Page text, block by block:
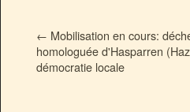
← Mobilisation en cours:
homologuée d'Hasparren
démocratie locale